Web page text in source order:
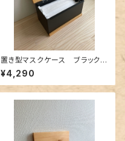
置き型マスクケース ブラック
（小物入れ）
¥4,290